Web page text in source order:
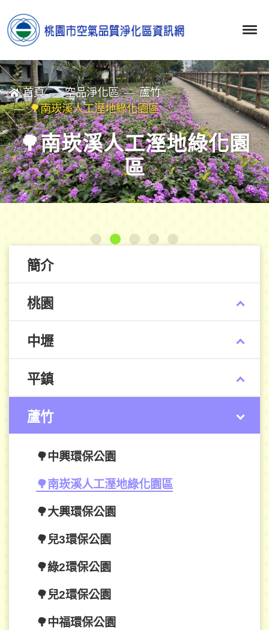
首頁 空品淨化區
蘆竹
🌳南崁溪人工溼地綠化園區
🌳南崁溪人工溼地綠化園
區
簡介
桃園
中壢
平鎮
蘆竹
🌳中興環保公園
🌳南崁溪人工溼地綠化園區
🌳大興環保公園
🌳兒3環保公園
🌳綠2環保公園
🌳兒2環保公園
🌳中福環保公園